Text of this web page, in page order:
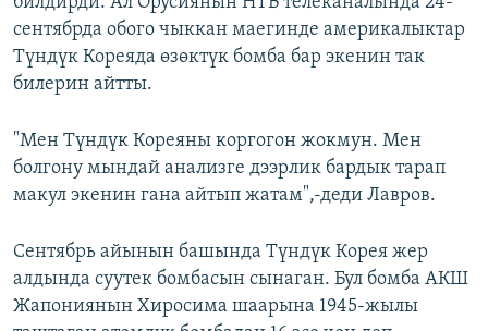
сентябрда обого чыккан маегинде америкалыктар
Түндүк Кореяда өзөктүк бомба бар экенин так
билерин айтты.
"Мен Түндүк Кореяны коргогон жокмун. Мен
болгону мындай анализге дээрлик бардык тарап
макул экенин гана айтып жатам",-деди Лавров.
Сентябрь айынын башында Түндүк Корея жер
алдында суутек бомбасын сынаган. Бул бомба АКШ
Жапониянын Хиросима шаарына 1945-жылы